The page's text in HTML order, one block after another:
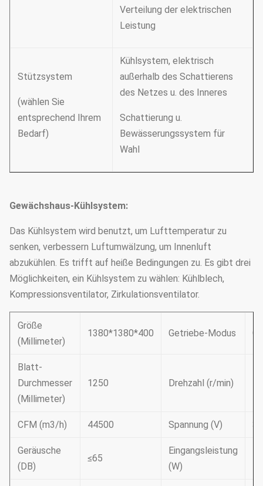
Verteilung der elektrischen
Leistung
Stützsystem
(wählen Sie
entsprechend Ihrem
Bedarf)
Kühlsystem, elektrisch
außerhalb des Schattierens
des Netzes u. des Inneres
Schattierung u.
Bewässerungssystem für
Wahl
Gewächshaus-Kühlsystem:
Das Kühlsystem wird benutzt, um Lufttemperatur zu
senken, verbessern Luftumwälzung, um Innenluft
abzukühlen. Es trifft auf heiße Bedingungen zu. Es gibt drei
Möglichkeiten, ein Kühlsystem zu wählen: Kühlblech,
Kompressionsventilator, Zirkulationsventilator.
Größe
(Millimeter)
1380*1380*400 Getriebe-Modus
Blatt-
Durchmesser
(Millimeter)
1250 Drehzahl (r/min)
CFM (m3/h) 44500 Spannung (V)
Geräusche
(DB)
≤65
Eingangsleistung
(W)